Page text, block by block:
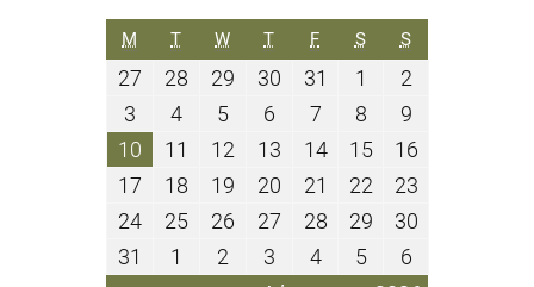
M ΔΕΥΤΈΡΑ
TΤΡΊΤΗ
WΤΕΤΆΡΤΗ
TΠΈΜΠΤΗ
FΠΑΡΑΣΚΕΥΉ
SΣΆΒΒΑΤΟ
SΚΥΡΙΑΚΉ
27
Ιουλίου
2026
28
Ιουλίου
2026
29
Ιουλίου
2026
30
Ιουλίου
2026
31
Ιουλίου
2026
1
Αυγούστου
2026
22
3
Αυγούστου
2026
44
Αυγούστου
2026
55
Αυγούστου
2026
6
Αυγούστου
2026
77
Αυγούστου
2026
88
Αυγούστου
2026
99
Αυγούστου
2026
10
Αυγούστου
2026
11
Αυγούστου
2026
12
Αυγούστου
2026
13
Αυγούστου
2026
1414
Αυγούστου
2026
1515
Αυγούστου
2026
1616
Αυγούστου
2026
17
Αυγούστου
2026
18
Αυγούστου
2026
19
Αυγούστου
2026
20
Αυγούστου
2026
21
Αυγούστου
2026
2222
Αυγούστου
2026
2323
2026
2424
Αυγούστου
2026
2525
Αυγούστου
2026
26
Αυγούστου
2026
27
Αυγούστου
2026
2828
Αυγούστου
2026
2929
Αυγούστου
2026
3030
2026
31
Αυγούστου
1
Σεπτεμβρίου
2
Σεπτεμβρίου
3
Σεπτεμβρίου
44
Σεπτεμβρίου
55
Σεπτεμβρίου
66